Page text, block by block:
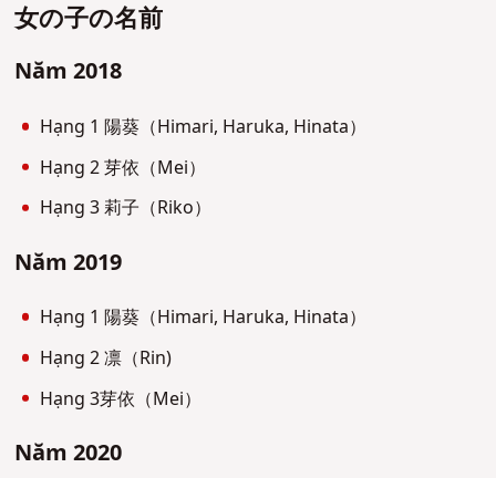
女の子の名前
Năm 2018
Hạng 1 陽葵（Himari, Haruka, Hinata）
Hạng 2 芽依（Mei）
Hạng 3 莉子（Riko）
Năm 2019
Hạng 1 陽葵（Himari, Haruka, Hinata）
Hạng 2 凛（Rin)
Hạng 3芽依（Mei）
Năm 2020